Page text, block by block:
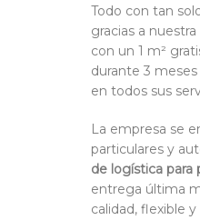
Todo con tan
gracias a
con un 1 m²
durante 3
en todos sus
La empresa se
particulares y
de logística para
entrega última
calidad, flexible